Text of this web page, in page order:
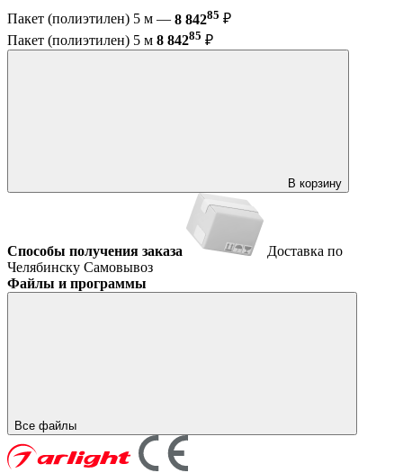
Пакет (полиэтилен) 5 м — 8 84285 ₽
Пакет (полиэтилен) 5 м 8 84285 ₽
В корзину
Способы получения заказа
Доставка по
Челябинску Самовывоз
Файлы и программы
Все файлы